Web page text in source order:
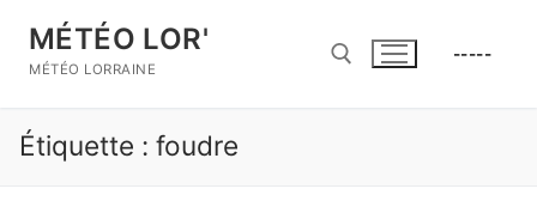
contenu
MÉTÉO LOR'
MÉTÉO LORRAINE
Rechercher :
-----
Étiquette : foudre